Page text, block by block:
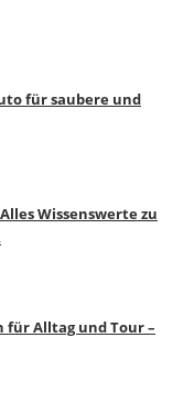
für saubere und
Wissenswerte zu
Alltag und Tour –